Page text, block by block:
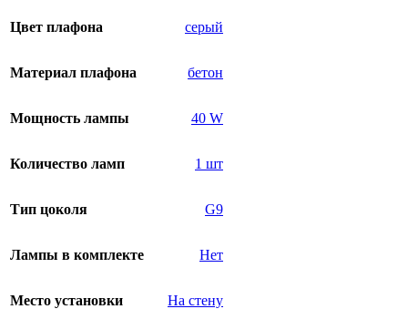
Цвет плафона серый
Материал плафона бетон
Мощность лампы 40 W
Количество ламп 1 шт
Тип цоколя G9
Лампы в комплекте Нет
Место установки На стену